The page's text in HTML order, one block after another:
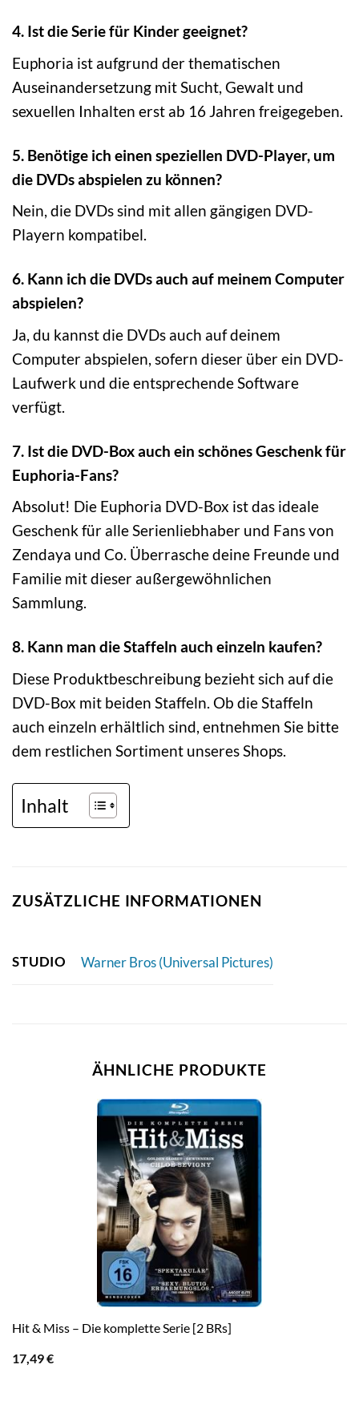
4. Ist die Serie für Kinder geeignet?
Euphoria ist aufgrund der thematischen
Auseinandersetzung mit Sucht, Gewalt und
sexuellen Inhalten erst ab 16 Jahren freigegeben.
5. Benötige ich einen speziellen DVD-Player, um
die DVDs abspielen zu können?
Nein, die DVDs sind mit allen gängigen DVD-
Playern kompatibel.
6. Kann ich die DVDs auch auf meinem Computer
abspielen?
Ja, du kannst die DVDs auch auf deinem
Computer abspielen, sofern dieser über ein DVD-
Laufwerk und die entsprechende Software
verfügt.
7. Ist die DVD-Box auch ein schönes Geschenk für
Euphoria-Fans?
Absolut! Die Euphoria DVD-Box ist das ideale
Geschenk für alle Serienliebhaber und Fans von
Zendaya und Co. Überrasche deine Freunde und
Familie mit dieser außergewöhnlichen
Sammlung.
8. Kann man die Staffeln auch einzeln kaufen?
Diese Produktbeschreibung bezieht sich auf die
DVD-Box mit beiden Staffeln. Ob die Staffeln
auch einzeln erhältlich sind, entnehmen Sie bitte
dem restlichen Sortiment unseres Shops.
Inhalt
ZUSÄTZLICHE INFORMATIONEN
STUDIO Warner Bros (Universal Pictures)
ÄHNLICHE PRODUKTE
Hit & Miss – Die komplette Serie [2 BRs]
17,49€